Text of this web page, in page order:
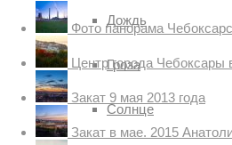
Дождь
Гроза
Солнце
Фото панорама
Центр города Чебоксары
Закат 9 мая 2013 года
Закат в мае. 2015